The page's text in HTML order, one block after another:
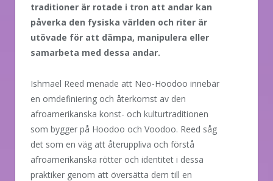
traditioner är rotade i tron att andar kan
påverka den fysiska världen och riter är
utövade för att dämpa, manipulera eller
samarbeta med dessa andar.
Ishmael Reed menade att Neo-Hoodoo innebär
en omdefiniering och återkomst av den
afroamerikanska konst- och kulturtraditionen
som bygger på Hoodoo och Voodoo. Reed såg
det som en väg att återuppliva och förstå
afroamerikanska rötter och identitet i dessa
praktiker genom att översätta dem till en